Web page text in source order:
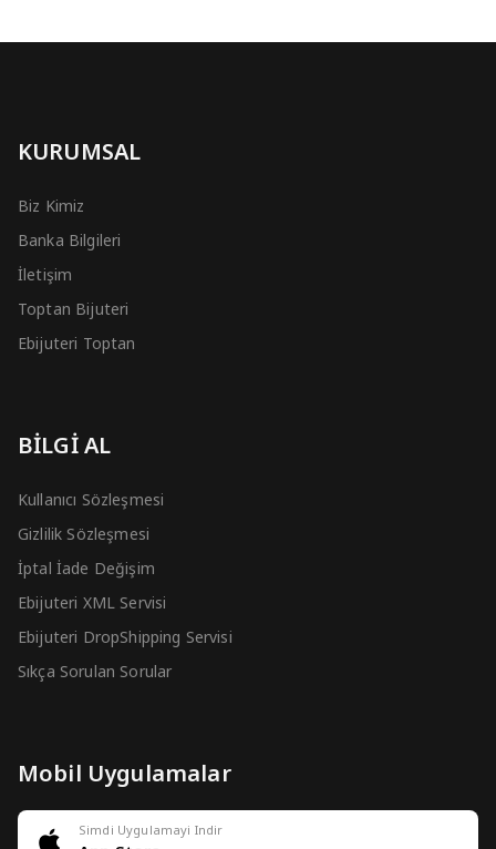
KURUMSAL
Biz Kimiz
Banka Bilgileri
İletişim
Toptan Bijuteri
Ebijuteri Toptan
BİLGİ AL
Kullanıcı Sözleşmesi
Gizlilik Sözleşmesi
İptal İade Değişim
Ebijuteri XML Servisi
Ebijuteri DropShipping Servisi
Sıkça Sorulan Sorular
Mobil Uygulamalar
Simdi Uygulamayi Indir